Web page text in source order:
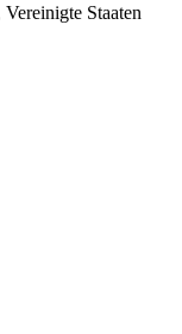
Staaten